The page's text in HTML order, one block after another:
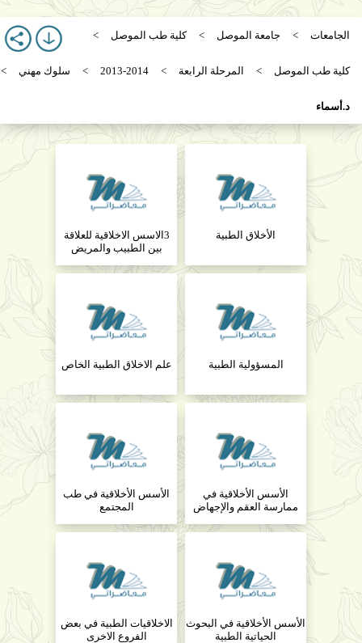
الجامعات جامعة الموصل كلية طب الموصل
كلية طب الموصل المرحلة الرابعة 2013-2014 سلوك مهني
د.أسماء
الأخلاق الطبية
3الاسس الاخلاقية للعلاقة
بين الطبيب والمريض
المسؤولية الطبية علم الاخلاق الطبية الخاص
الأسس الأخلاقية في
ممارسة العقم والإجهاض
الأسس الأخلاقية في طب
المجتمع
الأسس الأخلاقية في البحوث
الحياتية الطبية
الاخلاقيات الطبية في بعض
الفروع الاخرى